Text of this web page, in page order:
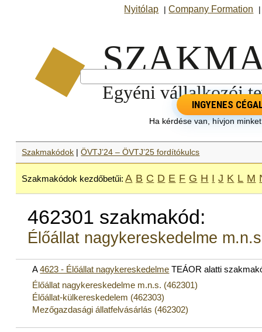
Nyitólap |Company Formation
INGYENES
Ha kérdése van, hívjon
Szakmakódok |ÖVTJ’24 – ÖVTJ’25 fordítókulcs
Szakmakódok kezdőbetűi: A B C D E F G H I J K L M
462301 szakmakód:
Élőállat nagykereskedelme
A4623 - Élőállat nagykereskedelme TEÁOR alatti
Élőállat nagykereskedelme m.n.s. (462301)
Élőállat-külkereskedelem (462303)
Mezőgazdasági állatfelvásárlás (462302)